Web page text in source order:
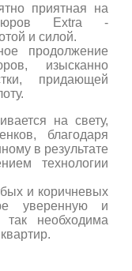
приятная на
Extra -
и силой.
продолжение
изысканно
придающей
на свету,
благодаря
в результате
технологии
и коричневых
уверенную и
так необходима